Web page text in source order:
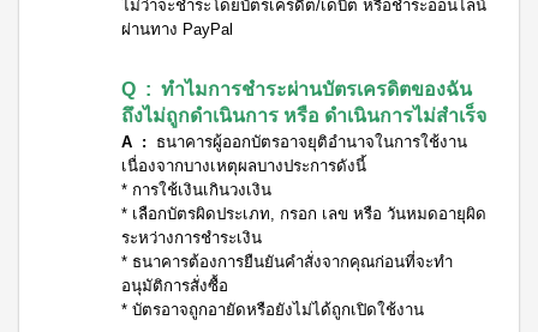
ไม่ว่าจะชำระโดยบัตรเครดิต/เดบิต หรือชำระออนไลน์
ผ่านทาง PayPal
Q : ทำไมการชำระผ่านบัตรเครดิตของฉัน
ถึงไม่ถูกดำเนินการ หรือ ดำเนินการไม่สำเร็จ
A :
ธนาคารผู้ออกบัตรอาจยุติอำนาจในการใช้งาน
เนื่องจากบางเหตุผลบางประการดังนี้
* การใช้เงินเกินวงเงิน
* เลือกบัตรผิดประเภท, กรอก เลข หรือ วันหมดอายุผิด
ระหว่างการชำระเงิน
* ธนาคารต้องการยืนยันคำสั่งจากคุณก่อนที่จะทำ
อนุมัติการสั่งซื้อ
* บัตรอาจถูกอายัดหรือยังไม่ได้ถูกเปิดใช้งาน